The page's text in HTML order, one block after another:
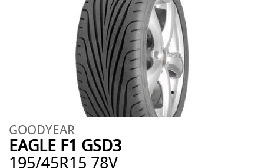
GOODYEAR
EAGLE F1 GSD3
195/45R15 78V